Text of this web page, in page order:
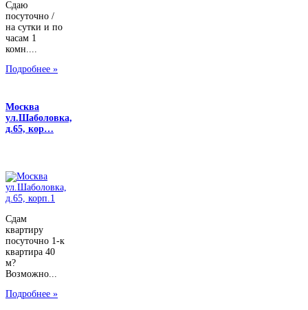
Сдаю
посуточно /
на сутки и по
часам 1
комн....
Подробнее »
Москва
ул.Шаболовка,
д.65, кор…
Сдам
квартиру
посуточно 1-к
квартира 40
м?
Возможно...
Подробнее »